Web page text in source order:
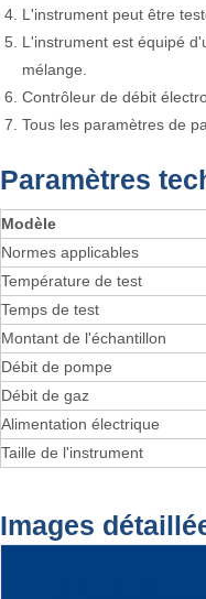
L'instrument peut être
L'instrument est équipé
mélange.
Contrôleur de débit
Tous les paramètres de
Paramètres
Modèle
Normes applicables
Température de test
Temps de test
Montant de l'échantillon
Débit de pompe
Débit de gaz
Alimentation électrique
Taille de l'instrument
Images